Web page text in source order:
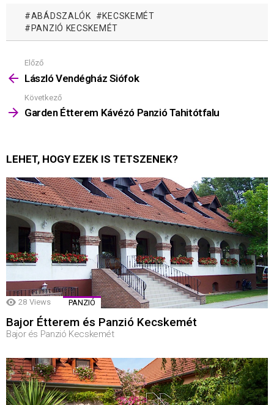
ABÁDSZALÓK
KECSKEMÉT
PANZIÓ KECSKEMÉT
Mutass
többet
Előző
László Vendégház Siófok
Következő
Garden Étterem Kávézó Panzió Tahitótfalu
LEHET, HOGY EZEK IS TETSZENEK?
28 Views PANZIÓ
Bajor Étterem és Panzió Kecskemét
Bajor és Panzió Kecskemét